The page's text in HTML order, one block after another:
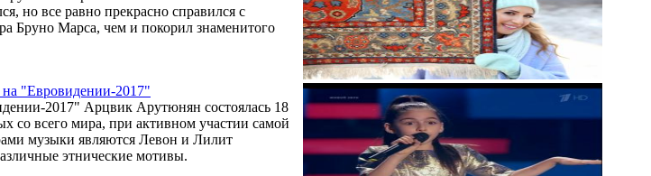
но все равно прекрасно справился с
Бруно Марса, чем и покорил знаменитого
"Евровидении-2017"
2017" Арцвик Арутюнян состоялась 18
со всего мира, при активном участии самой
музыки являются Левон и Лилит
этнические мотивы.